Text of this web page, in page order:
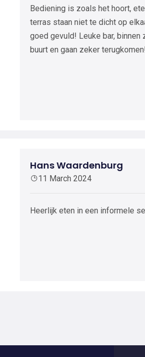
Bediening is zoals het hoort,
terras staan niet te dicht op
goed gevuld! Leuke bar,
buurt en gaan zeker
Hans Waardenburg
11 March 2024
Heerlijk eten in een informele